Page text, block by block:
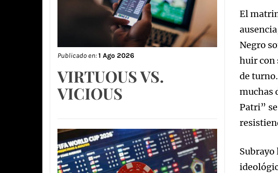
El
Negro
huir con
de
muchas
Patri”
Subrayo
Publicado en:1 Ago 2026
VIRTUOUS VS.
VICIOUS